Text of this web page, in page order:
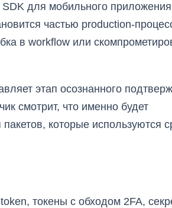
для мобильного
частью production-
в workflow или
этап осознанного
смотрит, что именно будет
которые используются
токены с обходом 2FA,